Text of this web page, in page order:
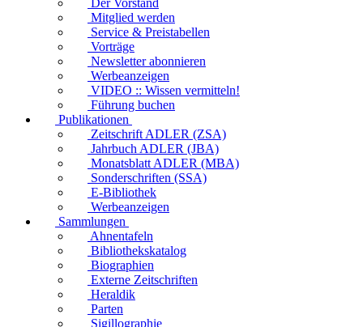
Der Vorstand
Mitglied werden
Service & Preistabellen
Vorträge
Newsletter abonnieren
Werbeanzeigen
VIDEO :: Wissen vermitteln!
Führung buchen
Publikationen
Zeitschrift ADLER (ZSA)
Jahrbuch ADLER (JBA)
Monatsblatt ADLER (MBA)
Sonderschriften (SSA)
E-Bibliothek
Werbeanzeigen
Sammlungen
Ahnentafeln
Bibliothekskatalog
Biographien
Externe Zeitschriften
Heraldik
Parten
Sigillographie